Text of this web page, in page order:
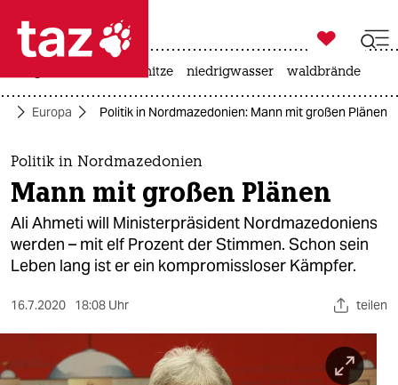
 taz zahl ich
taz zahl ich
themen
politik
öko
gesellschaft
sport

taz zahl ich
hitze niedrigwasser waldbrände
Europa Politik in Nordmazedonien: Mann mit großen Plänen
Politik in Nordmazedonien
Mann mit großen Plänen
Ali Ahmeti will Ministerpräsident Nordmazedoniens
werden – mit elf Prozent der Stimmen. Schon sein
Leben lang ist er ein kompromissloser Kämpfer.
16.7.2020 18:08 Uhr teilen